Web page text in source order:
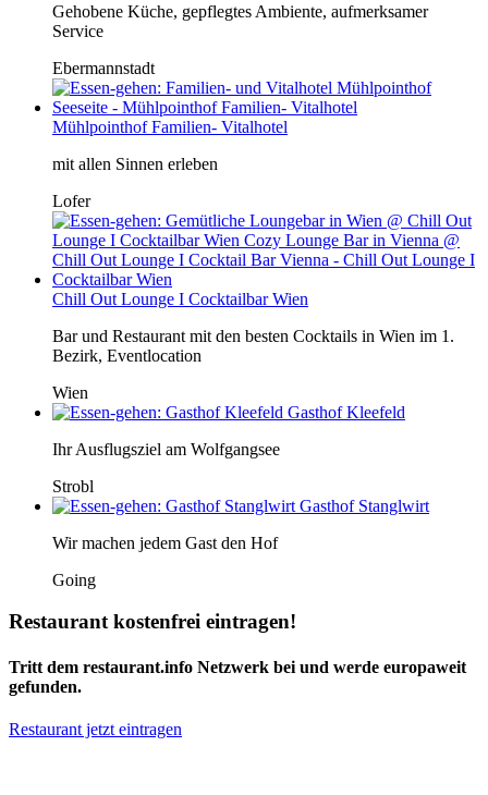
Gehobene Küche, gepflegtes Ambiente, aufmerksamer
Service
Ebermannstadt
Mühlpointhof Familien- Vitalhotel
mit allen Sinnen erleben
Lofer
Chill Out Lounge I Cocktailbar Wien
Bar und Restaurant mit den besten Cocktails in Wien im 1.
Bezirk, Eventlocation
Wien
Gasthof Kleefeld
Ihr Ausflugsziel am Wolfgangsee
Strobl
Gasthof Stanglwirt
Wir machen jedem Gast den Hof
Going
Restaurant kostenfrei eintragen!
Tritt dem restaurant.info Netzwerk bei und werde europaweit
gefunden.
Restaurant jetzt eintragen